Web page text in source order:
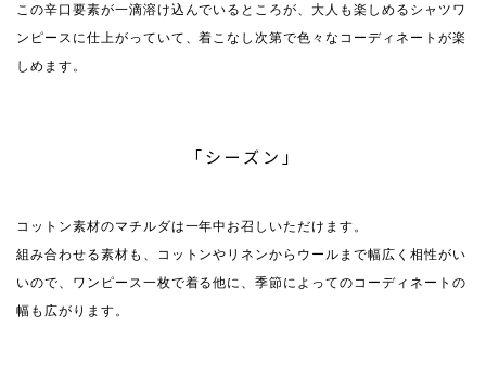
この辛口要素が一滴溶け込んでいるところが、大人も楽しめるシャツワ
ンピースに仕上がっていて、着こなし次第で色々なコーディネートが楽
しめます。
「シーズン」
コットン素材のマチルダは一年中お召しいただけます。
組み合わせる素材も、コットンやリネンからウールまで幅広く相性がい
いので、ワンピース一枚で着る他に、季節によってのコーディネートの
幅も広がります。